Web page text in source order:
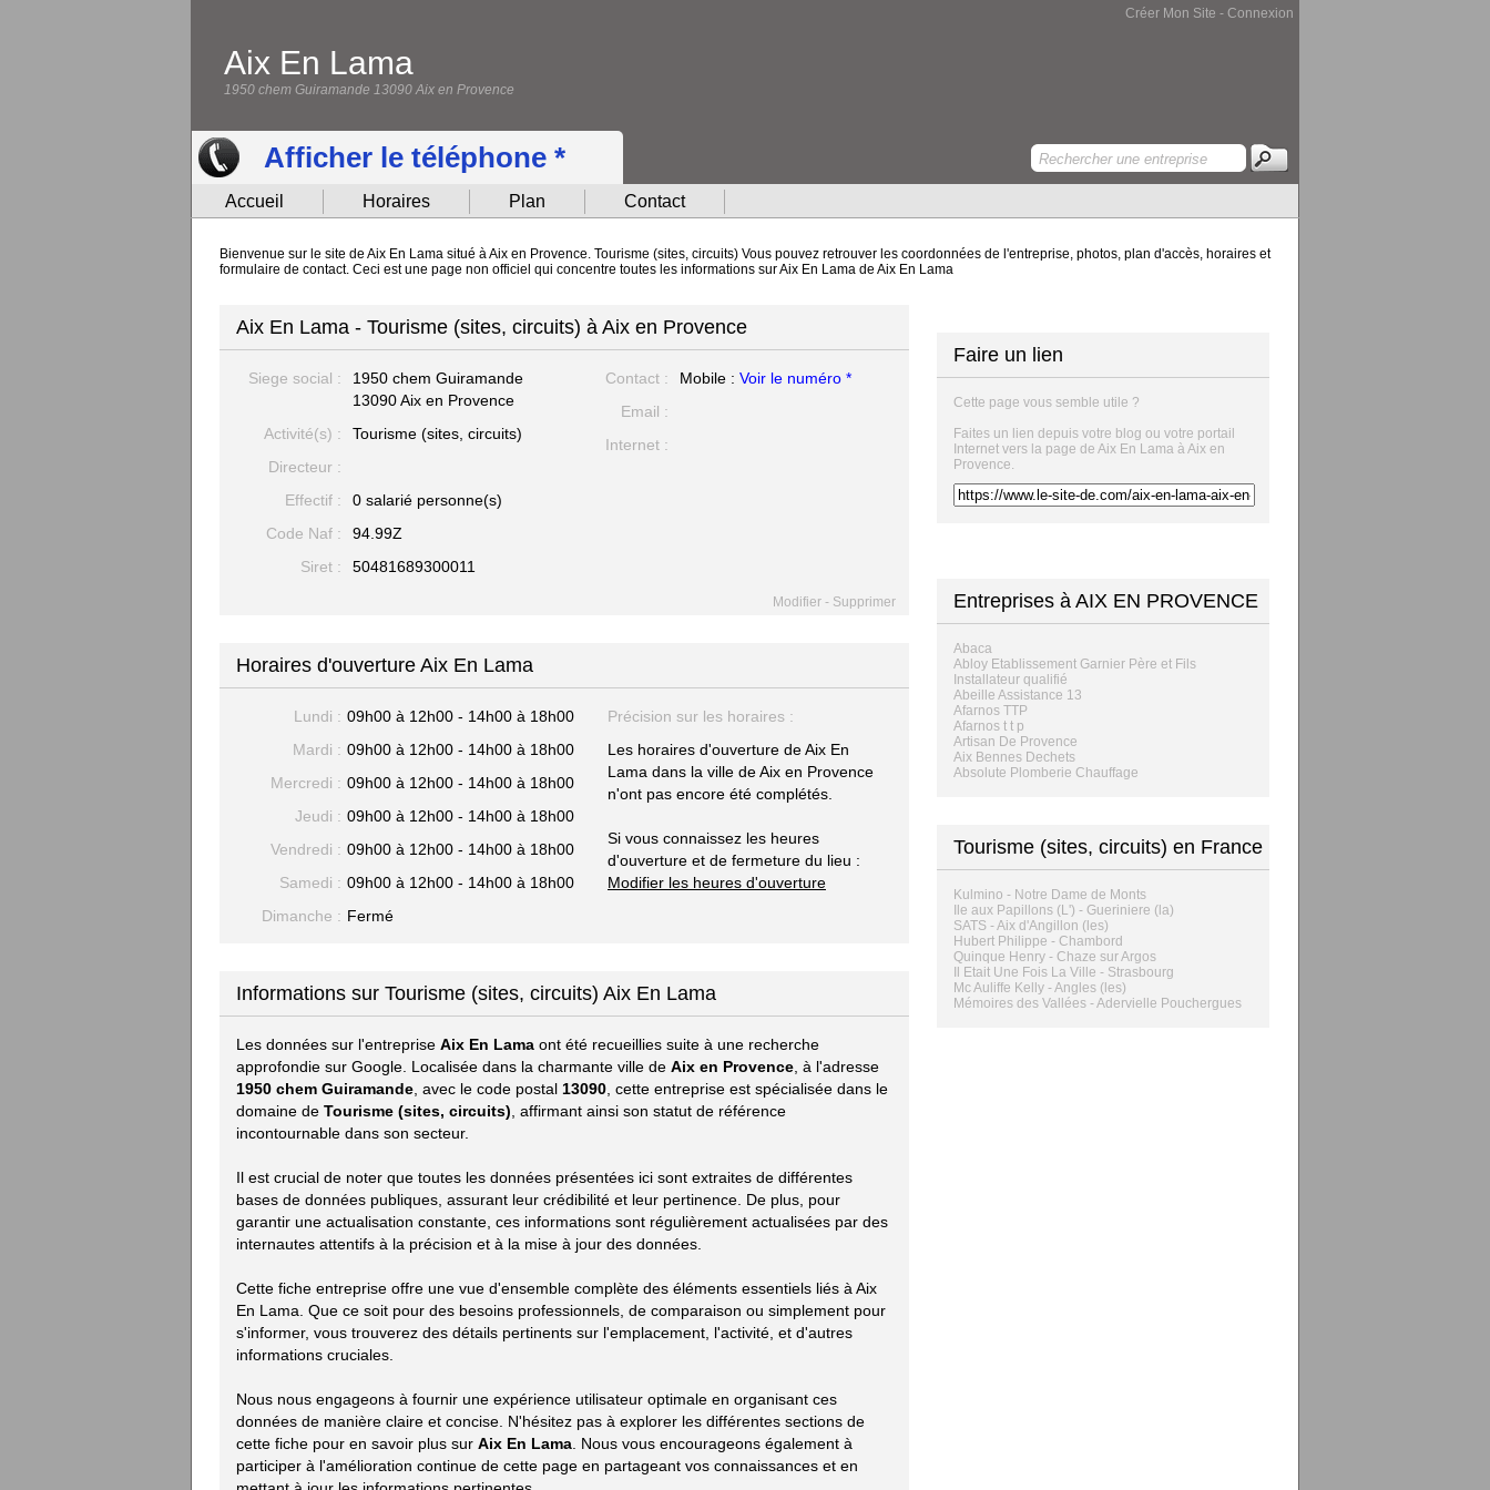
Créer Mon Site - Connexion
Aix En Lama
1950 chem Guiramande 13090 Aix en Provence
Afficher le téléphone *
Accueil Horaires Plan Contact
Bienvenue sur le site de Aix En Lama situé à Aix en Provence. Tourisme (sites, circuits) Vous pouvez retrouver les coordonnées de l'entreprise, photos, plan d'accès, horaires et
formulaire de contact. Ceci est une page non officiel qui concentre toutes les informations sur Aix En Lama de Aix En Lama
Aix En Lama - Tourisme (sites, circuits) à Aix en Provence
Siege social :
1950 chem Guiramande
13090 Aix en Provence
Activité(s) :
Tourisme (sites, circuits)
Directeur :
Effectif :
0 salarié personne(s)
Code Naf :
94.99Z
Siret :
50481689300011
Contact : Mobile : Voir le numéro *
Email :
Internet :
Modifier - Supprimer
Horaires d'ouverture Aix En Lama
Lundi : 09h00 à 12h00 - 14h00 à 18h00
Mardi : 09h00 à 12h00 - 14h00 à 18h00
Mercredi : 09h00 à 12h00 - 14h00 à 18h00
Jeudi : 09h00 à 12h00 - 14h00 à 18h00
Vendredi : 09h00 à 12h00 - 14h00 à 18h00
Samedi : 09h00 à 12h00 - 14h00 à 18h00
Dimanche : Fermé
Précision sur les horaires :
Les horaires d'ouverture de Aix En
Lama dans la ville de Aix en Provence
n'ont pas encore été complétés.
Si vous connaissez les heures
d'ouverture et de fermeture du lieu :
Modifier les heures d'ouverture
Informations sur Tourisme (sites, circuits) Aix En Lama
Les données sur l'entreprise Aix En Lama ont été recueillies suite à une recherche
approfondie sur Google. Localisée dans la charmante ville de Aix en Provence , à l'adresse
1950 chem Guiramande , avec le code postal 13090 , cette entreprise est spécialisée dans le
domaine de Tourisme (sites, circuits) , affirmant ainsi son statut de référence
incontournable dans son secteur.
Il est crucial de noter que toutes les données présentées ici sont extraites de différentes
bases de données publiques, assurant leur crédibilité et leur pertinence. De plus, pour
garantir une actualisation constante, ces informations sont régulièrement actualisées par des
internautes attentifs à la précision et à la mise à jour des données.
Cette fiche entreprise offre une vue d'ensemble complète des éléments essentiels liés à Aix
En Lama. Que ce soit pour des besoins professionnels, de comparaison ou simplement pour
s'informer, vous trouverez des détails pertinents sur l'emplacement, l'activité, et d'autres
informations cruciales.
Nous nous engageons à fournir une expérience utilisateur optimale en organisant ces
données de manière claire et concise. N'hésitez pas à explorer les différentes sections de
cette fiche pour en savoir plus sur Aix En Lama . Nous vous encourageons également à
participer à l'amélioration continue de cette page en partageant vos connaissances et en
Faire un lien
Cette page vous semble utile ?
Faites un lien depuis votre blog ou votre portail
Internet vers la page de Aix En Lama à Aix en
Provence.
Entreprises à AIX EN PROVENCE
Abaca
Abloy Etablissement Garnier Père et Fils
Installateur qualifié
Abeille Assistance 13
Afarnos TTP
Afarnos t t p
Artisan De Provence
Aix Bennes Dechets
Absolute Plomberie Chauffage
Tourisme (sites, circuits) en France
Kulmino - Notre Dame de Monts
Ile aux Papillons (L') - Gueriniere (la)
SATS - Aix d'Angillon (les)
Hubert Philippe - Chambord
Quinque Henry - Chaze sur Argos
Il Etait Une Fois La Ville - Strasbourg
Mc Auliffe Kelly - Angles (les)
Mémoires des Vallées - Adervielle Pouchergues